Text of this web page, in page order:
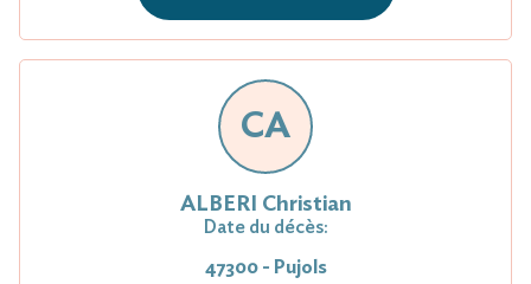
CA
ALBERI Christian
Date du décès:
47300 - Pujols